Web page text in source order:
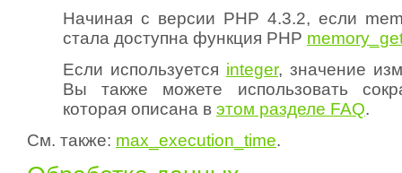
Начиная с версии PHP 4.3.2, если
стала доступна функция PHP
Если используется integer, значение
Вы также можете использовать
которая описана в этом разделе FAQ.
См. также: max_execution_time.